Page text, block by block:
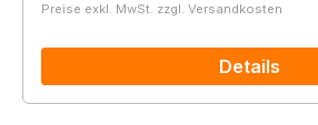
Preise exkl. MwSt. zzgl. Versandkosten
Details